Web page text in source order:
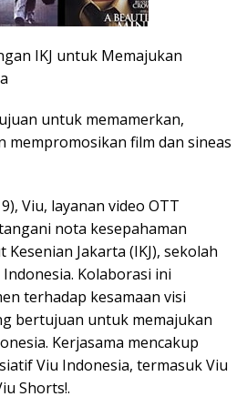
IKJ untuk Memajukan
untuk memamerkan,
mempromosikan film dan sineas
Viu, layanan video OTT
nota kesepahaman
Jakarta (IKJ), sekolah
Kolaborasi ini
terhadap kesamaan visi
bertujuan untuk memajukan
Kerjasama mencakup
Viu Indonesia, termasuk Viu
Shorts!.